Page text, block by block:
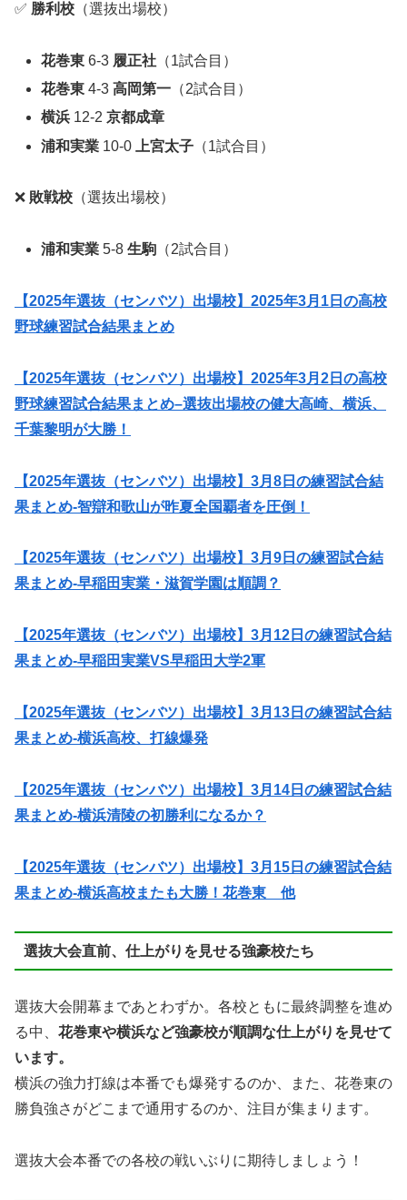
✅ 勝利校 （選抜出場校）
花巻東 6-3 履正社 （1試合目）
花巻東 4-3高岡第一 （2試合目）
横浜 12-2京都成章
浦和実業 10-0 上宮太子 （1試合目）
❌ 敗戦校 （選抜出場校）
浦和実業 5-8生駒 （2試合目）
【2025年選抜（センバツ）出場校】2025年3月1日の高校
野球練習試合結果まとめ
【2025年選抜（センバツ）出場校】2025年3月2日の高校
野球練習試合結果まとめ–選抜出場校の健大高崎、横浜、
千葉黎明が大勝！
【2025年選抜（センバツ）出場校】3月8日の練習試合結
果まとめ-智辯和歌山が昨夏全国覇者を圧倒！
【2025年選抜（センバツ）出場校】3月9日の練習試合結
果まとめ-早稲田実業・滋賀学園は順調？
【2025年選抜（センバツ）出場校】3月12日の練習試合結
果まとめ-早稲田実業VS早稲田大学2軍
【2025年選抜（センバツ）出場校】3月13日の練習試合結
果まとめ-横浜高校、打線爆発
【2025年選抜（センバツ）出場校】3月14日の練習試合結
果まとめ-横浜清陵の初勝利になるか？
【2025年選抜（センバツ）出場校】3月15日の練習試合結
果まとめ-横浜高校またも大勝！花巻東 他
選抜大会直前、仕上がりを見せる強豪校たち
選抜大会開幕まであとわずか。各校ともに最終調整を進め
る中、 花巻東や横浜など強豪校が順調な仕上がりを見せて
います。
横浜の強力打線は本番でも爆発するのか、また、花巻東の
勝負強さがどこまで通用するのか、注目が集まります。
選抜大会本番での各校の戦いぶりに期待しましょう！